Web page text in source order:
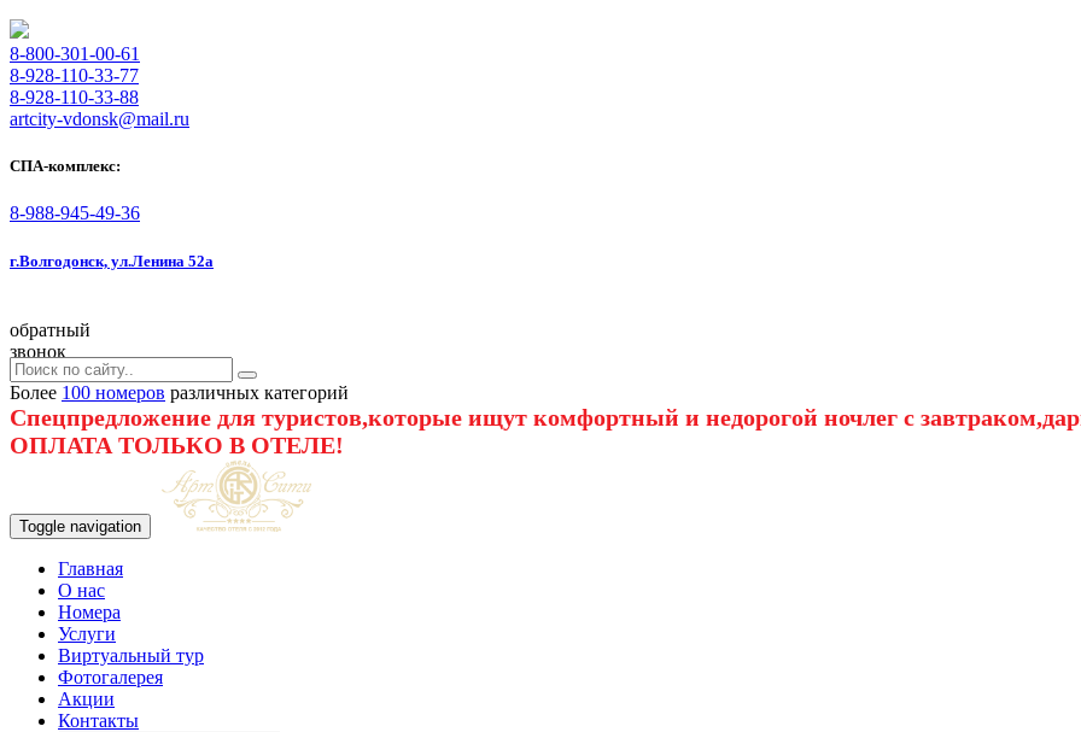
8-800-301-00-61
8-928-110-33-77
8-928-110-33-88
artcity-vdonsk@mail.ru
СПА-комплекс:
8-988-945-49-36
г.Волгодонск, ул.Ленина 52а
обратный
звонок
Более 100 номеров различных категорий
Спецпредложение для туристов,которые ищут комфортный и недорогой ночлег с
ОПЛАТА ТОЛЬКО В ОТЕЛЕ!
Toggle navigation
Главная
O нас
Номера
Услуги
Виртуальный тур
Фотогалерея
Акции
Контакты